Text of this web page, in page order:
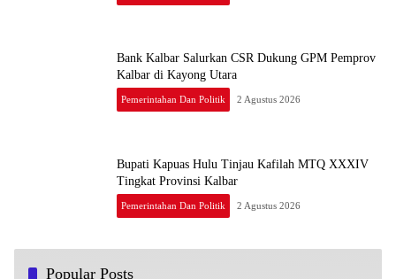
Bank Kalbar Salurkan CSR Dukung GPM Pemprov
Kalbar di Kayong Utara
Pemerintahan Dan Politik 2 Agustus 2026
Bupati Kapuas Hulu Tinjau Kafilah MTQ XXXIV
Tingkat Provinsi Kalbar
Pemerintahan Dan Politik 2 Agustus 2026
Popular Posts